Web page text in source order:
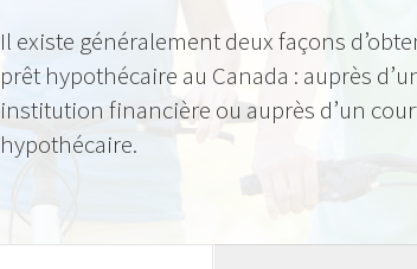
Il existe généralement deux façons
prêt hypothécaire au Canada : auprès
institution financière ou auprès d’un
hypothécaire.